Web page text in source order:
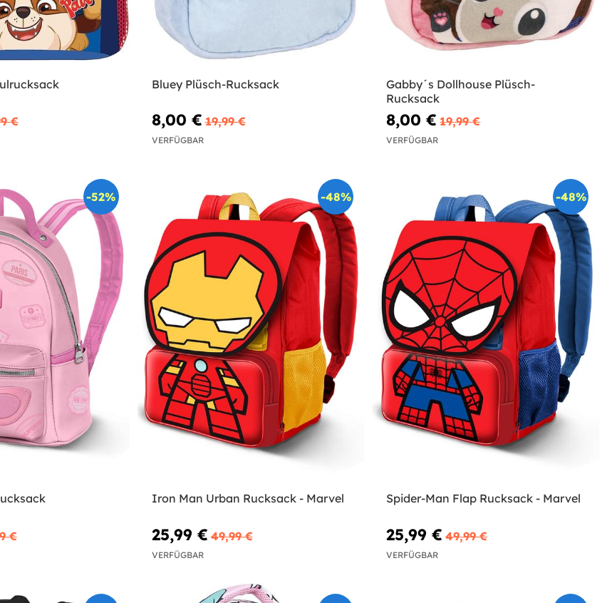
€
Bluey Plüsch-Rucksack
8,00 € 19,99 €
VERFÜGBAR
Gabby´s Dollhouse Plüsch-
Rucksack
8,00 € 19,99 €
VERFÜGBAR
-52%
€
-48%
Iron Man Urban Rucksack - Marvel
25,99 € 49,99 €
VERFÜGBAR
-48%
Spider-Man Flap Rucksack - Marvel
25,99 € 49,99 €
VERFÜGBAR